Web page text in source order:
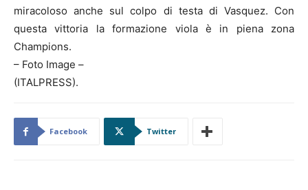
miracoloso anche sul colpo di testa di Vasquez. Con
questa vittoria la formazione viola è in piena zona
Champions.
– Foto Image –
(ITALPRESS).
Facebook Twitter